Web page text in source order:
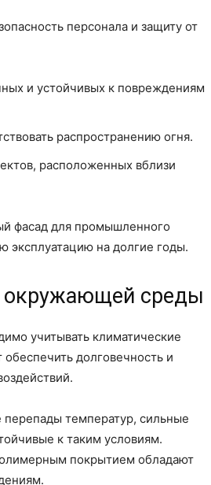
персонала и защиту от
и устойчивых к повреждениям
распространению огня.
расположенных вблизи
фасад для промышленного
эксплуатацию на долгие годы.
окружающей среды
учитывать климатические
долговечность и
температур, сильные
к таким условиям.
покрытием обладают